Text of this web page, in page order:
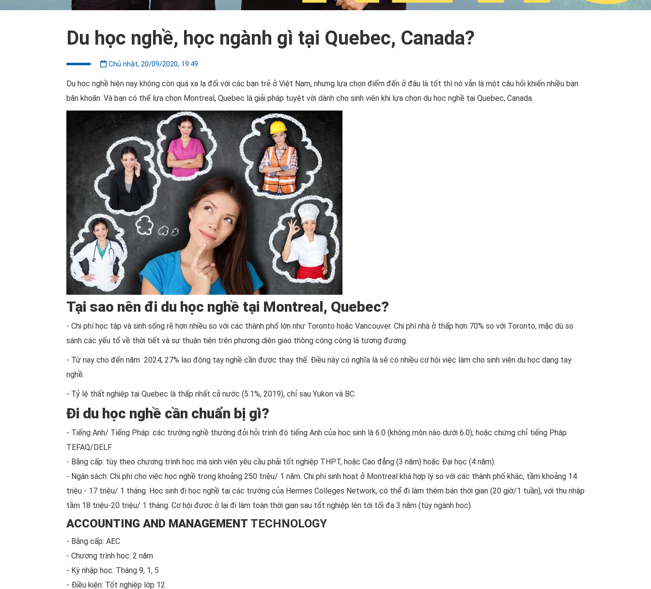
Du học nghề, học ngành gì tại Quebec, Canada?
Chủ nhật, 20/09/2020, 19:49
Du học nghề hiện nay không còn quá xa lạ đối với các bạn trẻ ở Việt Nam, nhưng lựa chọn điểm đến ở đâu là tốt thì nó vẫn là một câu hỏi khiến nhiều bạn
băn khoăn. Và bạn có thể lựa chọn Montreal, Quebec là giải pháp tuyệt vời dành cho sinh viên khi lựa chọn du học nghề tại Quebec, Canada.
Tại sao nên đi du học nghề tại Montreal, Quebec?
- Chi phí học tập và sinh sống rẽ hơn nhiều so với các thành phố lớn như Toronto hoặc Vancouver. Chi phí nhà ở thấp hơn 70% so với Toronto, mặc dù so
sánh các yếu tố về thời tiết và sự thuận tiện trên phương diện giao thông công cộng là tương đương.
- Từ nay cho đến năm 2024, 27% lao động tay nghề cần được thay thế. Điều này có nghĩa là sẽ có nhiều cơ hội việc làm cho sinh viên du học dạng tay
nghề.
- Tỷ lệ thất nghiệp tại Quebec là thấp nhất cả nước (5.1%, 2019), chỉ sau Yukon và BC.
Đi du học nghề cần chuẩn bị gì?
- Tiếng Anh/ Tiếng Pháp: các trường nghề thường đỏi hỏi trình độ tiếng Anh của học sinh là 6.0 (không môn nào dưới 6.0); hoặc chứng chỉ tiếng Pháp
TEFAQ/DELF.
- Bằng cấp: tùy theo chương trình học mà sinh viên yêu cầu phải tốt nghiệp THPT, hoặc Cao đẳng (3 năm) hoặc Đại học (4 năm).
- Ngân sách: Chi phí cho việc học nghề trong khoảng 250 triệu/ 1 năm. Chi phí sinh hoạt ở Montreal khá hợp lý so với các thành phố khác, tầm khoảng 14
triệu - 17 triệu/ 1 tháng. Học sinh đi học nghề tại các trường của Hermes Colleges Network, có thể đi làm thêm bán thời gian (20 giờ/1 tuần), với thu nhập
tầm 18 triệu-20 triệu/ 1 tháng. Cơ hội được ở lại đi làm toàn thời gian sau tốt nghiệp lên tới tối đa 3 năm (tùy ngành học).
ACCOUNTING AND MANAGEMENT TECHNOLOGY
- Bằng cấp: AEC
- Chương trình học: 2 năm
- Kỳ nhập học: Tháng 9, 1, 5
- Điều kiện: Tốt nghiệp lớp 12